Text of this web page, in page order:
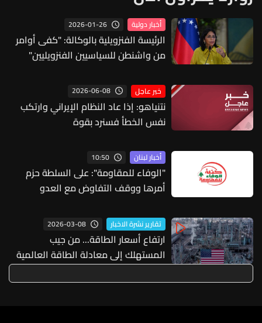
أخبار دولية 2026-01-26
الرئيسة الفنزويلية بالوكالة: "كفى أوامر
من واشنطن للسياسيين الفنزويليين"
خبر عاجل 2026-06-08
نتنياهو: إذا عاد النظام الإيراني وارتكب
نفس الخطأ فسنرد بقوة
أخبار لبنان 10:50
"الوفاء للمقاومة": على السلطة حزم
أمرها ووقف التفاوض مع العدو
تقارير نشرة الاخبار 2026-03-08
ارتفاع أسعار الطاقة... من جيب
المستهلك إلى معادلة الطاقة العالمية